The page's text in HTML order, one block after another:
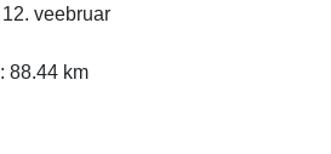
veebruar
88.44 km